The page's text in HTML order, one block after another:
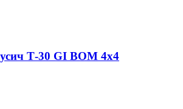
Т-30 GI ВОМ 4x4